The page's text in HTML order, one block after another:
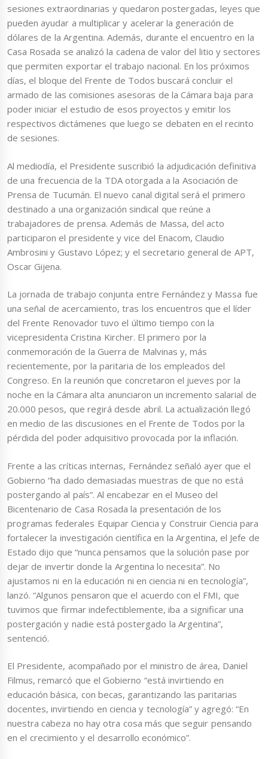
sesiones extraordinarias y quedaron postergadas, leyes que
pueden ayudar a multiplicar y acelerar la generación de
dólares de la Argentina. Además, durante el encuentro en la
Casa Rosada se analizó la cadena de valor del litio y sectores
que permiten exportar el trabajo nacional. En los próximos
días, el bloque del Frente de Todos buscará concluir el
armado de las comisiones asesoras de la Cámara baja para
poder iniciar el estudio de esos proyectos y emitir los
respectivos dictámenes que luego se debaten en el recinto
de sesiones.
Al mediodía, el Presidente suscribió la adjudicación definitiva
de una frecuencia de la TDA otorgada a la Asociación de
Prensa de Tucumán. El nuevo canal digital será el primero
destinado a una organización sindical que reúne a
trabajadores de prensa. Además de Massa, del acto
participaron el presidente y vice del Enacom, Claudio
Ambrosini y Gustavo López; y el secretario general de APT,
Oscar Gijena.
La jornada de trabajo conjunta entre Fernández y Massa fue
una señal de acercamiento, tras los encuentros que el líder
del Frente Renovador tuvo el último tiempo con la
vicepresidenta Cristina Kircher. El primero por la
conmemoración de la Guerra de Malvinas y, más
recientemente, por la paritaria de los empleados del
Congreso. En la reunión que concretaron el jueves por la
noche en la Cámara alta anunciaron un incremento salarial de
20.000 pesos, que regirá desde abril. La actualización llegó
en medio de las discusiones en el Frente de Todos por la
pérdida del poder adquisitivo provocada por la inflación.
Frente a las críticas internas, Fernández señaló ayer que el
Gobierno “ha dado demasiadas muestras de que no está
postergando al país”. Al encabezar en el Museo del
Bicentenario de Casa Rosada la presentación de los
programas federales Equipar Ciencia y Construir Ciencia para
fortalecer la investigación científica en la Argentina, el Jefe de
Estado dijo que “nunca pensamos que la solución pase por
dejar de invertir donde la Argentina lo necesita”. No
ajustamos ni en la educación ni en ciencia ni en tecnología”,
lanzó. “Algunos pensaron que el acuerdo con el FMI, que
tuvimos que firmar indefectiblemente, iba a significar una
postergación y nadie está postergado la Argentina”,
sentenció.
El Presidente, acompañado por el ministro de área, Daniel
Filmus, remarcó que el Gobierno “está invirtiendo en
educación básica, con becas, garantizando las paritarias
docentes, invirtiendo en ciencia y tecnología” y agregó: “En
nuestra cabeza no hay otra cosa más que seguir pensando
en el crecimiento y el desarrollo económico”.